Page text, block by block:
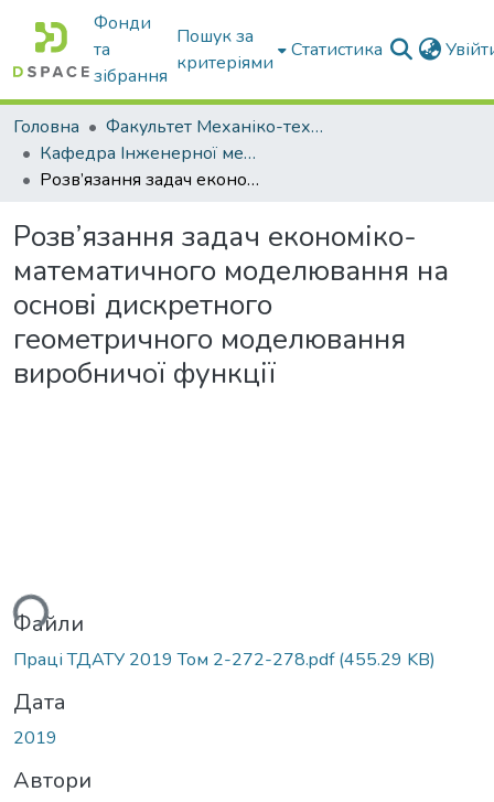
Фонди
та
зібрання
Пошук за
критеріями
Статистика
Головна
Факультет Механіко-технологічний
Кафедра Інженерної механіки та комп'ютерного проектування
Розв’язання задач економіко-математичного моделювання на основі дискретного геометричного моделювання виробничої функції
Розв’язання задач економіко-
математичного моделювання на
основі дискретного
геометричного моделювання
виробничої функції
Файли
Праці ТДАТУ 2019 Том 2-272-278.pdf(455.29 KB)
Дата
2019
Автори